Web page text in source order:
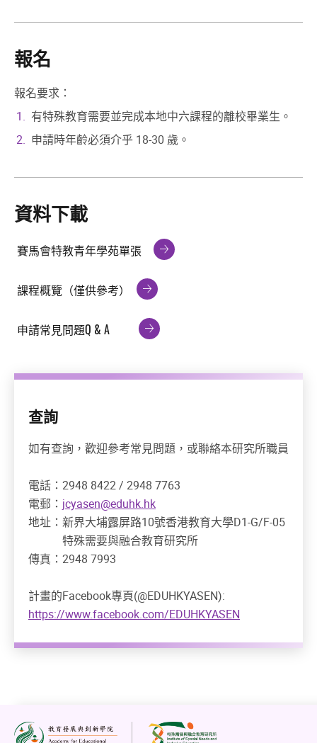
報名
報名要求：
有特殊教育需要並完成本地中六課程的離校畢業⽣。
申請時年齡必須介乎 18-30 歲。
資料下載
賽馬會特教青年學苑單張
課程概覽（僅供參考）
申請常見問題Q & A
查詢
如有查詢，歡迎參考常見問題，或聯絡本研究所職員
電話：2948 8422 / 2948 7763
電郵： jcyasen@eduhk.hk
地址：新界大埔露屏路10號香港教育大學D1-G/F-05
特殊需要與融合教育研究所
傳真：2948 7993
計畫的Facebook專頁(@EDUHKYASEN):
https://www.facebook.com/EDUHKYASEN